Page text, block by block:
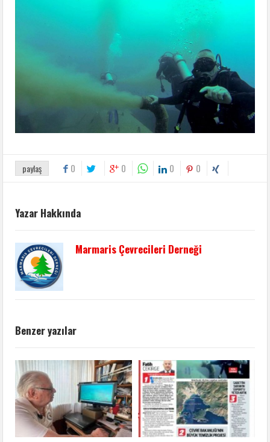
paylaş 0 0 0 0
Yazar Hakkında
Marmaris Çevrecileri Derneği
Benzer yazılar